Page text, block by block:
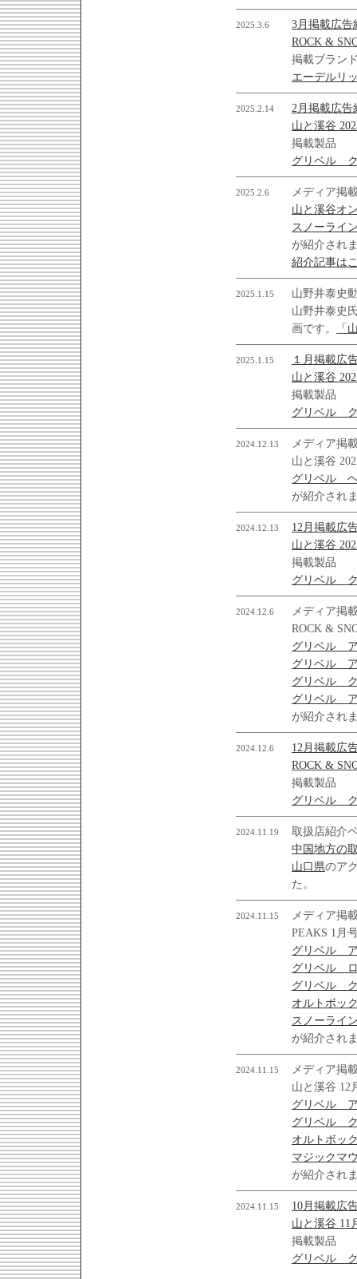
2025.3.6
3月掲載広告
ROCK &
掲載ブラン
エーデルリ
2025.2.14
2月掲載広告
山と溪谷
掲載製品
グリベル
2025.2.6
メディア掲
山と溪谷オ
スノーライ
が紹介され
紹介記事は
2025.1.15
山野井泰史
山野井泰史
画です。
「
2025.1.15
１月掲載広
山と溪谷
掲載製品
グリベル
2024.12.13
メディア掲
山と溪谷
グリベル
が紹介され
2024.12.13
12月掲載広
山と溪谷
掲載製品
グリベル
2024.12.6
メディア掲
ROCK &
グリベル
グリベル
グリベル
グリベル
が紹介され
2024.12.6
12月掲載広
ROCK &
掲載製品
グリベル
2024.11.19
取扱店紹介
中国地方の
山口県のア
た。
2024.11.15
メディア掲
PEAKS 1月
グリベル
グリベル
グリベル
オルトボッ
スノーライ
が紹介され
2024.11.15
メディア掲
山と溪谷 12
グリベル
グリベル
オルトボッ
マジックマ
が紹介され
2024.11.15
10月掲載広
山と溪谷 11
掲載製品
グリベル